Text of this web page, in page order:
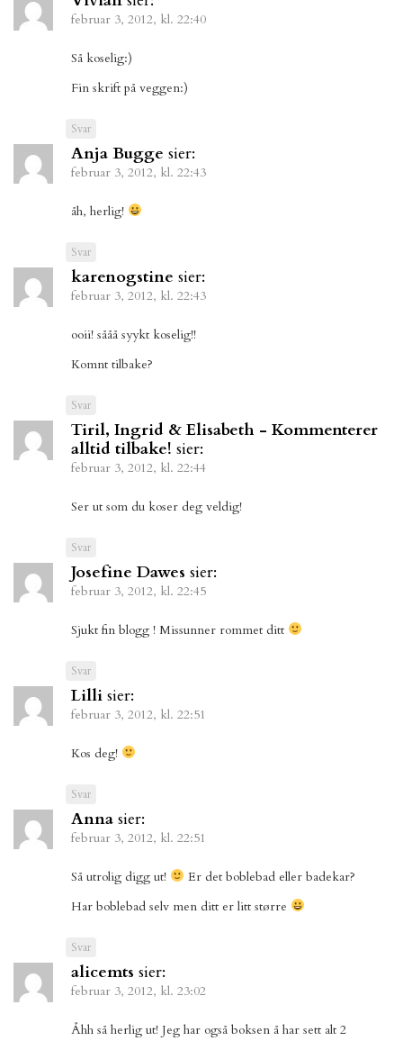
februar 3, 2012, kl. 22:40
Så koselig:)
Fin skrift på veggen:)
Svar
Anja Bugge sier:
februar 3, 2012, kl. 22:43
åh, herlig!
Svar
karenogstine sier:
februar 3, 2012, kl. 22:43
ooii! sååå syykt koselig!!
Komnt tilbake?
Svar
Tiril, Ingrid & Elisabeth - Kommenterer
alltid tilbake! sier:
februar 3, 2012, kl. 22:44
Ser ut som du koser deg veldig!
Svar
Josefine Dawes sier:
februar 3, 2012, kl. 22:45
Sjukt fin blogg ! Missunner rommet ditt
Svar
Lilli sier:
februar 3, 2012, kl. 22:51
Kos deg!
Svar
Anna sier:
februar 3, 2012, kl. 22:51
Så utrolig digg ut!
Er det boblebad eller badekar?
Har boblebad selv men ditt er litt større
Svar
alicemts sier:
februar 3, 2012, kl. 23:02
Åhh så herlig ut! Jeg har også boksen å har sett alt 2